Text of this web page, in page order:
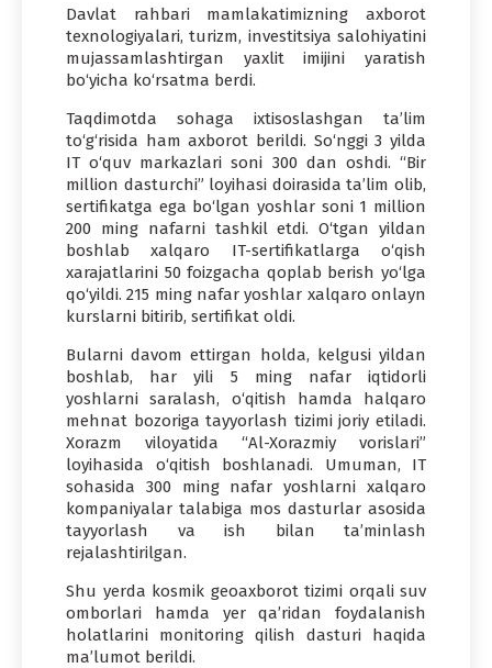
Davlat rahbari mamlakatimizning axborot
texnologiyalari, turizm, investitsiya salohiyatini
mujassamlashtirgan yaxlit imijini yaratish
bo‘yicha ko‘rsatma berdi.
Taqdimotda sohaga ixtisoslashgan ta’lim
to‘g‘risida ham axborot berildi. So‘nggi 3 yilda
IT o‘quv markazlari soni 300 dan oshdi. “Bir
million dasturchi” loyihasi doirasida ta’lim olib,
sertifikatga ega bo‘lgan yoshlar soni 1 million
200 ming nafarni tashkil etdi. O‘tgan yildan
boshlab xalqaro IT-sertifikatlarga o‘qish
xarajatlarini 50 foizgacha qoplab berish yo‘lga
qo‘yildi. 215 ming nafar yoshlar xalqaro onlayn
kurslarni bitirib, sertifikat oldi.
Bularni davom ettirgan holda, kelgusi yildan
boshlab, har yili 5 ming nafar iqtidorli
yoshlarni saralash, o‘qitish hamda halqaro
mehnat bozoriga tayyorlash tizimi joriy etiladi.
Xorazm viloyatida “Al-Xorazmiy vorislari”
loyihasida o‘qitish boshlanadi. Umuman, IT
sohasida 300 ming nafar yoshlarni xalqaro
kompaniyalar talabiga mos dasturlar asosida
tayyorlash va ish bilan ta’minlash
rejalashtirilgan.
Shu yerda kosmik geoaxborot tizimi orqali suv
omborlari hamda yer qa’ridan foydalanish
holatlarini monitoring qilish dasturi haqida
ma’lumot berildi.